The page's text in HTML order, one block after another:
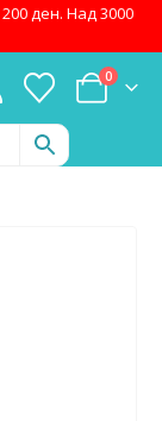
ден. Над 3000
0